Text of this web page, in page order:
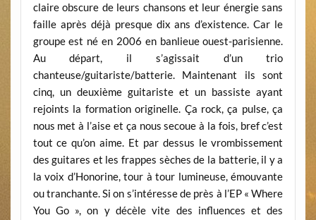
claire obscure de leurs chansons et leur énergie sans
faille après déjà presque dix ans d’existence. Car le
groupe est né en 2006 en banlieue ouest-parisienne.
Au départ, il s’agissait d’un trio
chanteuse/guitariste/batterie. Maintenant ils sont
cinq, un deuxième guitariste et un bassiste ayant
rejoints la formation originelle. Ça rock, ça pulse, ça
nous met à l’aise et ça nous secoue à la fois, bref c’est
tout ce qu’on aime. Et par dessus le vrombissement
des guitares et les frappes sèches de la batterie, il y a
la voix d’Honorine, tour à tour lumineuse, émouvante
ou tranchante. Si on s’intéresse de près à l’EP « Where
You Go », on y décèle vite des influences et des